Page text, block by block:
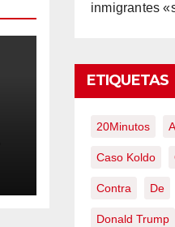
inmigrantes
ETIQUETAS
20Minutos
Caso Koldo
Contra De
Donald Trump